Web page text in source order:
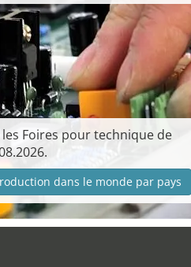
Foires pour technique de
dans le monde par pays